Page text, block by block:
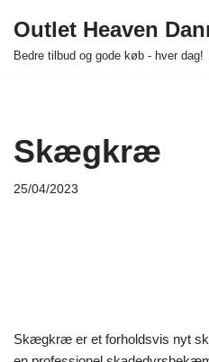
Spring
Outlet Heaven
Bedre tilbud og gode køb - hver dag!
Skægkræ
25/04/2023
Skægkræ er et forholdsvis nyt